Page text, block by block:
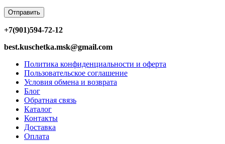
Отправить
+7(901)594-72-12
best.kuschetka.msk@gmail.com
Политика конфиденциальности и оферта
Пользовательское соглашение
Условия обмена и возврата
Блог
Обратная связь
Каталог
Контакты
Доставка
Оплата